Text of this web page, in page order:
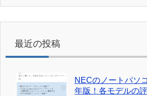
最近の投稿
NECのノートパソ
年版！各モデルの